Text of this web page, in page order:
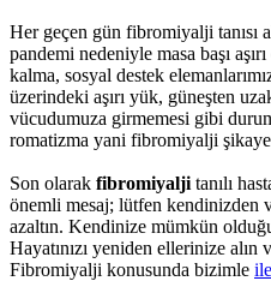
Her geçen gün fibromiyalji tanısı
pandemi nedeniyle masa başı
kalma, sosyal destek
üzerindeki aşırı yük, güneşten
vücudumuza girmemesi gibi
romatizma yani fibromiyalji
Son olarak fibromiyalji tanılı
önemli mesaj; lütfen kendinizden
azaltın. Kendinize mümkün
Hayatınızı yeniden ellerinize
Fibromiyalji konusunda bizimle